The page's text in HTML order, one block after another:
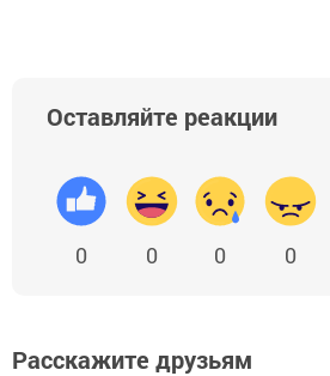
Оставляйте реакции
0 0 0 0
Расскажите друзьям